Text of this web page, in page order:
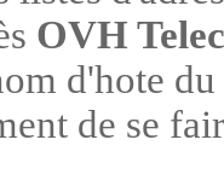
OVH
d'hote
de se